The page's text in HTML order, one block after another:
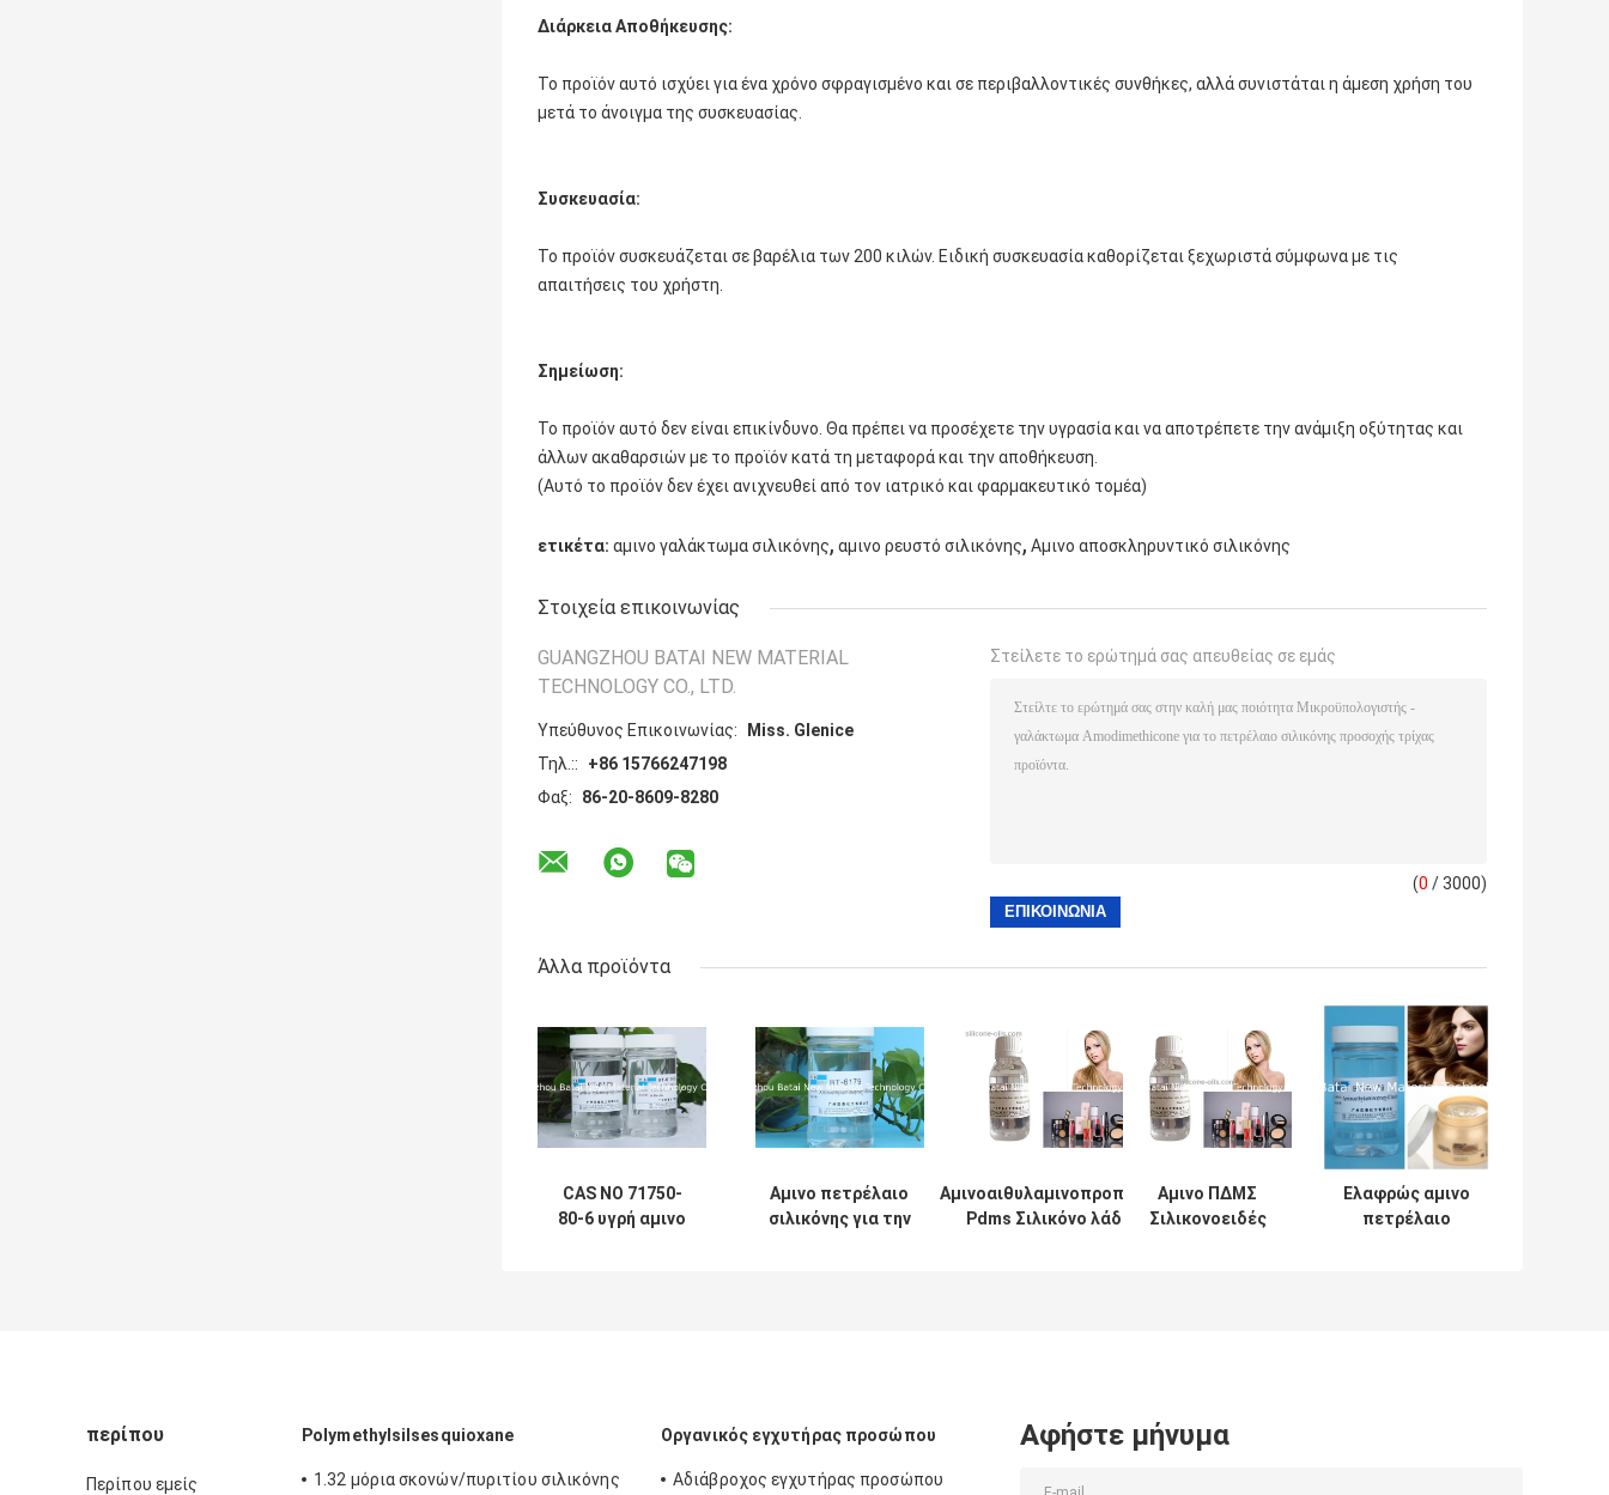
Διάρκεια Αποθήκευσης:
Το προϊόν αυτό ισχύει για ένα χρόνο σφραγισμένο και σε περιβαλλοντικές συνθήκες, αλλά συνιστάται η άμεση χρήση του
μετά το άνοιγμα της συσκευασίας.
Συσκευασία:
Το προϊόν συσκευάζεται σε βαρέλια των 200 κιλών. Ειδική συσκευασία καθορίζεται ξεχωριστά σύμφωνα με τις
απαιτήσεις του χρήστη.
Σημείωση:
Το προϊόν αυτό δεν είναι επικίνδυνο. Θα πρέπει να προσέχετε την υγρασία και να αποτρέπετε την ανάμιξη οξύτητας και
άλλων ακαθαρσιών με το προϊόν κατά τη μεταφορά και την αποθήκευση.
(Αυτό το προϊόν δεν έχει ανιχνευθεί από τον ιατρικό και φαρμακευτικό τομέα)
ετικέτα: αμινο γαλάκτωμα σιλικόνης, αμινο ρευστό σιλικόνης, Αμινο αποσκληρυντικό σιλικόνης
Στοιχεία επικοινωνίας
GUANGZHOU BATAI NEW MATERIAL
TECHNOLOGY CO., LTD.
Υπεύθυνος Επικοινωνίας:
Miss. Glenice
Τηλ.::
+86 15766247198
Φαξ:
86-20-8609-8280
Στείλετε το ερώτημά σας απευθείας σε εμάς
(0 / 3000)
Άλλα προϊόντα
CAS ΝΟ 71750-
80-6 υγρή αμινο
Αμινο πετρέλαιο
σιλικόνης για την
Αμινοαιθυλαμινοπροπύλη
Pdms Σιλικόνο λάδι
Αμινο ΠΔΜΣ
Σιλικονοειδές
Ελαφρώς αμινο
πετρέλαιο
περίπου
Περίπου εμείς
Polymethylsilsesquioxane
1.32 μόρια σκονών/πυριτίου σιλικόνης
Οργανικός εγχυτήρας προσώπου
Αδιάβροχος εγχυτήρας προσώπου
Αφήστε μήνυμα